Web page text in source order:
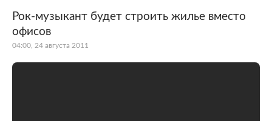
Рок-музыкант будет строить жилье вместо
офисов
04:00, 24 августа 2011